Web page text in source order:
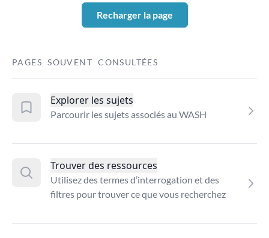
Recharger la page
PAGES SOUVENT CONSULTÉES
Explorer les sujets
Parcourir les sujets associés au WASH
Trouver des ressources
Utilisez des termes d’interrogation et des
filtres pour trouver ce que vous recherchez